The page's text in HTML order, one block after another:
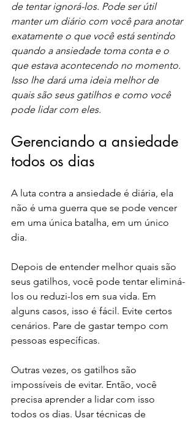
de tentar ignorá-los. Pode ser útil
manter um diário com você para anotar
exatamente o que você está sentindo
quando a ansiedade toma conta e o
que estava acontecendo no momento.
Isso lhe dará uma ideia melhor de
quais são seus gatilhos e como você
pode lidar com eles.
Gerenciando a ansiedade
todos os dias
A luta contra a ansiedade é diária, ela
não é uma guerra que se pode vencer
em uma única batalha, em um único
dia.
Depois de entender melhor quais são
seus gatilhos, você pode tentar eliminá-
los ou reduzi-los em sua vida. Em
alguns casos, isso é fácil. Evite certos
cenários. Pare de gastar tempo com
pessoas específicas.
Outras vezes, os gatilhos são
impossíveis de evitar. Então, você
precisa aprender a lidar com isso
todos os dias. Usar técnicas de